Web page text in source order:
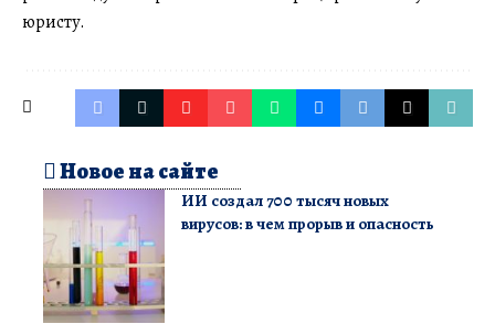
юристу.
Новое на сайте
ИИ создал 700 тысяч новых
вирусов: в чем прорыв и опасность